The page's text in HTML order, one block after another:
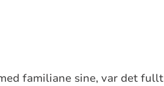
familiane sine, var det fullt